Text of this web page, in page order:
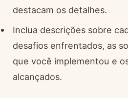
destacam os detalhes.
Inclua descrições sobre
desafios enfrentados, as
que você implementou e
alcançados.